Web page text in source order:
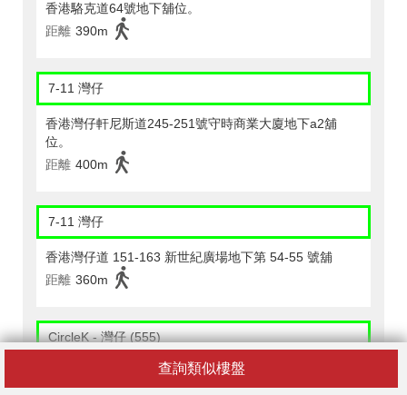
查詢類似樓盤
香港駱克道64號地下舖位。
距離 390m
7-11 灣仔
香港灣仔軒尼斯道245-251號守時商業大廈地下a2舖
位。
距離 400m
7-11 灣仔
香港灣仔道 151-163 新世紀廣場地下第 54-55 號舖
距離 360m
CircleK - 灣仔 (555)
灣仔港鐵站wac 5號舖